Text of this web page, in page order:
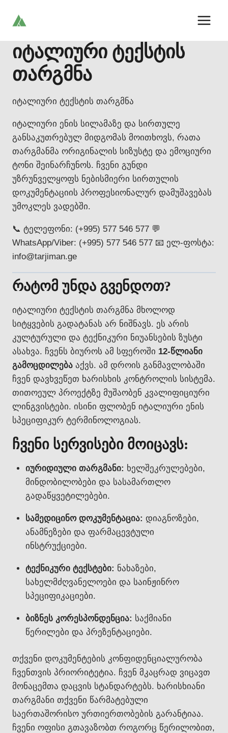
იტალიური ტექსტის
თარგმნა
იტალიური ტექსტის თარგმნა
იტალიური ენის სილამაზე და სირთულე
განსაკუთრებულ მიდგომას მოითხოვს, რათა
თარგმანმა ორიგინალის სიზუსტე და ემოციური
ტონი შეინარჩუნოს. ჩვენი გუნდი
უზრუნველყოფს ნებისმიერი სირთულის
დოკუმენტაციის პროფესიონალურ დამუშავებას
უმოკლეს ვადებში.
📞 ტელეფონი: (+995) 577 546 577 💬
WhatsApp/Viber: (+995) 577 546 577 📧 ელ-ფოსტა:
info@tarjiman.ge
რატომ უნდა გვენდოთ?
იტალიური ტექსტის თარგმნა მხოლოდ
სიტყვების გადატანას არ ნიშნავს. ეს არის
კულტურული და ტექნიკური ნიუანსების ზუსტი
ასახვა. ჩვენს ბიუროს ამ სფეროში 12-წლიანი
გამოცდილება აქვს. ამ დროის განმავლობაში
ჩვენ დავხვეწეთ ხარისხის კონტროლის სისტემა.
თითოეულ პროექტზე მუშაობენ კვალიფიციური
ლინგვისტები. ისინი ფლობენ იტალიური ენის
სპეციფიკურ ტერმინოლოგიას.
ჩვენი სერვისები მოიცავს:
იურიდიული თარგმანი: ხელშეკრულებები,
მინდობილობები და სასამართლო
გადაწყვეტილებები.
სამედიცინო დოკუმენტაცია: დიაგნოზები,
ანამნეზები და ფარმაცევტული
ინსტრუქციები.
ტექნიკური ტექსტები: ნახაზები,
სახელმძღვანელოები და საინჟინრო
სპეციფიკაციები.
ბიზნეს კორესპონდენცია: საქმიანი
წერილები და პრეზენტაციები.
თქვენი დოკუმენტების კონფიდენციალურობა
ჩვენთვის პრიორიტეტია. ჩვენ მკაცრად ვიცავთ
მონაცემთა დაცვის სტანდარტებს. ხარისხიანი
თარგმანი თქვენი წარმატებული
საერთაშორისო ურთიერთობების გარანტიაა.
ჩვენი ოფისი გთავაზობთ როგორც წერილობით,